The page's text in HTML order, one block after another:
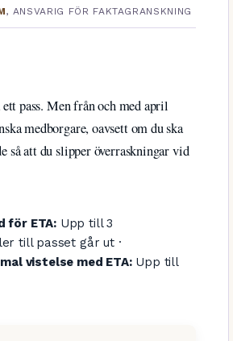
, ANSVARIG FÖR FAKTAGRANSKNING
pass. Men från och med april
medborgare, oavsett om du ska
så att du slipper överraskningar vid
för ETA:Upp till 3
till passet går ut ·
vistelse med ETA:Upp till